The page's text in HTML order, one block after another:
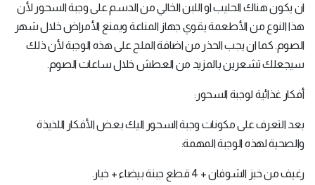
ان يكون هناك الحليب او اللبن الخالي من الدسم على وجبة السحور لأن
هذا النوع من الأطعمة يقوي جهاز المناعة ويمنع الأمراض خلال شهر
الصوم. كما ان يجب الحذر من اضافة الملح على هذه الوجبة لأن ذلك
سيجعلك تشعرين بالمزيد من العطش خلال ساعات الصوم.
أفكار غذائية لوجبة السحور:
بعد التعرف على مكونات وجبة السحور اليك بعض الأفكار اللذيذة
والصحية لهذه الوجبة المهمة:
رغيف من خبز الشوفان + 4 قطع جبنة بيضاء + خيار.